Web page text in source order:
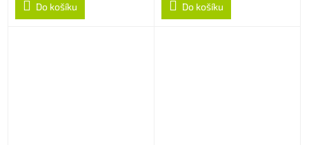
Do košíku Do košíku